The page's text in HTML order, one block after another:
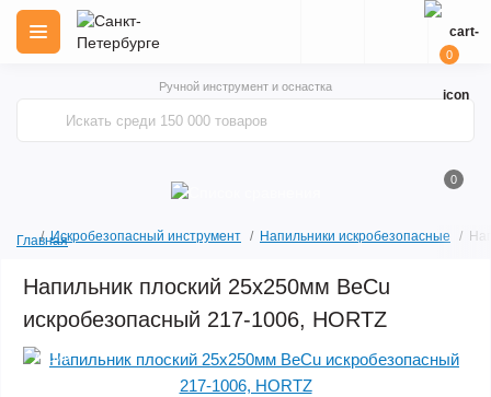
Ручной инструмент и оснастка
0
0
ГлавнаяИскробезопасный инструмент Напильники искробезопасные
Напильник плоский 25х250мм BeCu
искробезопасный 217-1006, HORTZ
Акция